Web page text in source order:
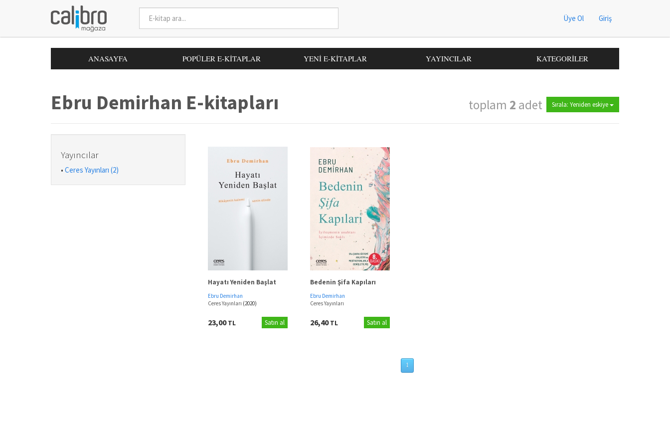
Üye Ol Giriş
ANASAYFA POPÜLER E-KİTAPLAR YENİ E-KİTAPLAR YAYINCILAR KATEGORİLER
Ebru Demirhan E-kitapları toplam 2 adet Sırala: Yeniden eskiye
Yayıncılar
• Ceres Yayınları (2)
Hayatı Yeniden Başlat
Ebru Demirhan
Ceres Yayınları (2020)
23,00TL Satın al
Bedenin Şifa Kapıları
Ebru Demirhan
Ceres Yayınları
26,40TL Satın al
1